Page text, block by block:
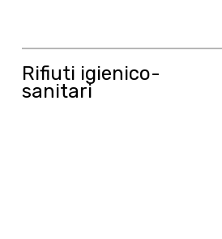
Rifiuti igienico-
sanitari